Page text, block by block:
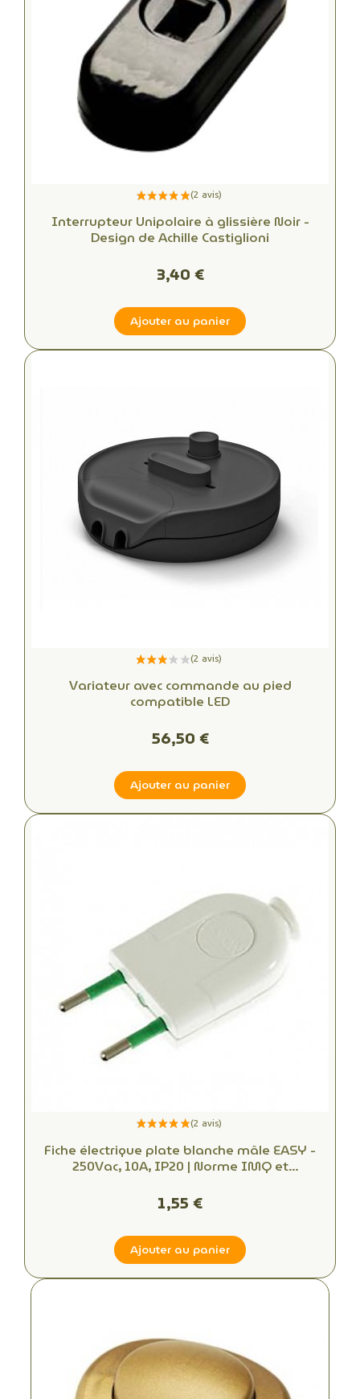
Interrupteur Unipolaire à glissière Noir -
Design de Achille Castiglioni
3,40 €
Ajouter au panier
Variateur avec commande au pied
compatible LED
56,50 €
Ajouter au panier
Fiche électrique plate blanche mâle EASY -
250Vac, 10A, IP20 | Norme IMQ et
électrique idéale
1,55 €
Ajouter au panier